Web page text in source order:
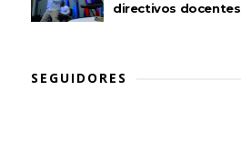
directivos docentes
SEGUIDORES